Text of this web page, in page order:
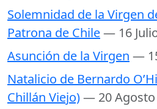
Solemnidad de la Virgen
Patrona de Chile— 16
Asunción de la Virgen —
Natalicio de Bernardo
Chillán Viejo)— 20 Agosto